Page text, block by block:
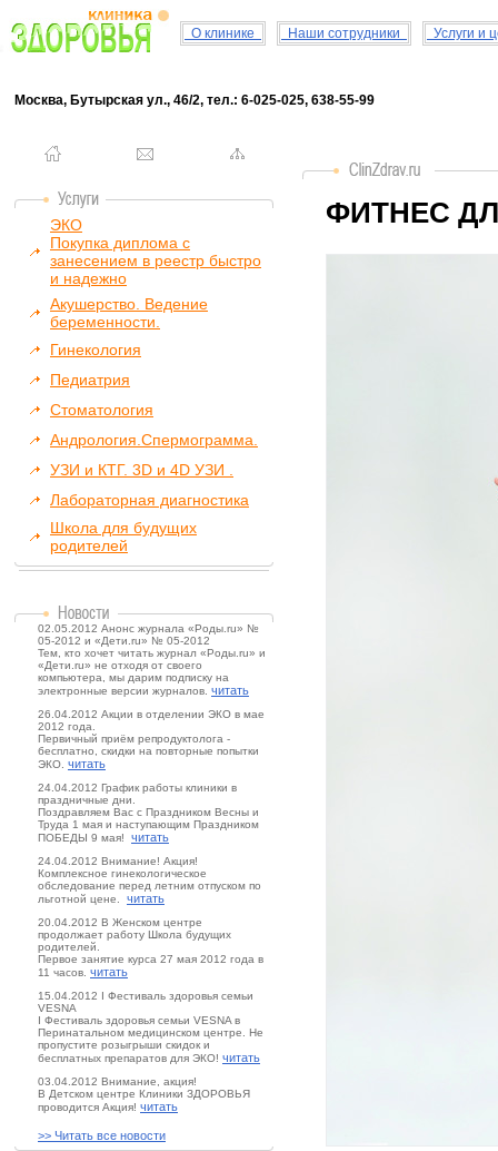
О клинике Наши сотрудники Услуги и
Москва, Бутырская ул., 46/2, тел.: 6-025-025, 638-55-99
ЭКО
Покупка диплома с
занесением в реестр быстро
и надежно
Акушерство. Ведение
беременности.
Гинекология
Педиатрия
Стоматология
Андрология.Спермограмма.
УЗИ и КТГ. 3D и 4D УЗИ .
Лабораторная диагностика
Школа для будущих
родителей
02.05.2012 Анонс журнала «Роды.ru» №
05-2012 и «Дети.ru» № 05-2012
Тем, кто хочет читать журнал «Роды.ru» и
«Дети.ru» не отходя от своего
компьютера, мы дарим подписку на
электронные версии журналов. читать
26.04.2012 Акции в отделении ЭКО в мае
2012 года.
Первичный приём репродуктолога -
бесплатно, скидки на повторные попытки
ЭКО. читать
24.04.2012 График работы клиники в
праздничные дни.
Поздравляем Вас с Праздником Весны и
Труда 1 мая и наступающим Праздником
ПОБЕДЫ 9 мая! читать
24.04.2012 Внимание! Акция!
Комплексное гинекологическое
обследование перед летним отпуском по
льготной цене. читать
20.04.2012 В Женском центре
продолжает работу Школа будущих
родителей.
Первое занятие курса 27 мая 2012 года в
11 часов. читать
15.04.2012 I Фестиваль здоровья семьи
VESNA
I Фестиваль здоровья семьи VESNA в
Перинатальном медицинском центре. Не
пропустите розыгрыши скидок и
бесплатных препаратов для ЭКО! читать
03.04.2012 Внимание, акция!
В Детском центре Клиники ЗДОРОВЬЯ
проводится Акция! читать
>> Читать все новости
ФИТНЕС